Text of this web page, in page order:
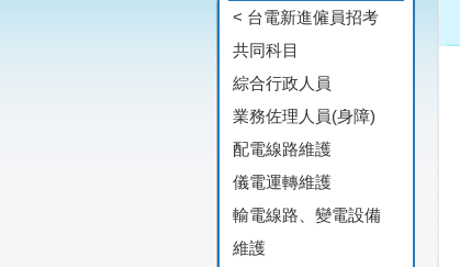
< 台電新進僱員招考
共同科目
綜合行政人員
業務佐理人員(身障)
配電線路維護
儀電運轉維護
輸電線路、變電設備
維護